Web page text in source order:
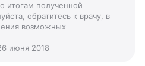
итогам полученной
обратитесь к врачу, в
возможных
июня 2018